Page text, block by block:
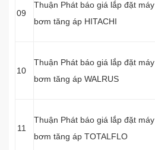
09
Thuận Phát báo giá lắp đặt máy
bơm tăng áp HITACHI
10
Thuận Phát báo giá lắp đặt máy
bơm tăng áp WALRUS
11
Thuận Phát báo giá lắp đặt máy
bơm tăng áp TOTALFLO